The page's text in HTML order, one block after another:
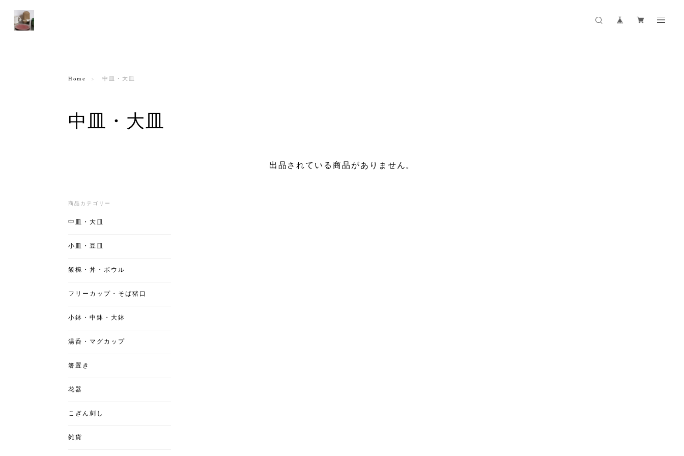
Home 中皿・大皿
中皿・大皿
出品されている商品がありません。
商品カテゴリー
中皿・大皿
小皿・豆皿
飯椀・丼・ボウル
フリーカップ・そば猪口
小鉢・中鉢・大鉢
湯呑・マグカップ
箸置き
花器
こぎん刺し
雑貨